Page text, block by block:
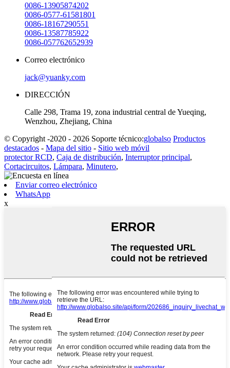
0086-13905874202
0086-0577-61581801
0086-18167290551
0086-13587785922
0086-057762652939
Correo electrónico
jack@yuanky.com
DIRECCIÓN
Calle 298, Trama 19, zona industrial central de Yueqing,
Wenzhou, Zhejiang, China
© Copyright -2020 - 2026 Soporte técnico:globalso Productos
destacados - Mapa del sitio - Sitio web móvil
protector RCD, Caja de distribución, Interruptor principal,
Cortacircuitos, Lámpara, Minutero,
Enviar correo electrónico
WhatsApp
x